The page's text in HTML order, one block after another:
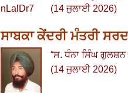
(14 ਜੁਲਾਈ 2026)
ਸਾਬਕਾ ਕੇਂਦਰੀ ਮੰਤਰੀ
“ਸ. ਧੰਨਾ ਸਿੰਘ ਗੁਲਸ਼ਨ
(14 ਜੁਲਾਈ 2026)